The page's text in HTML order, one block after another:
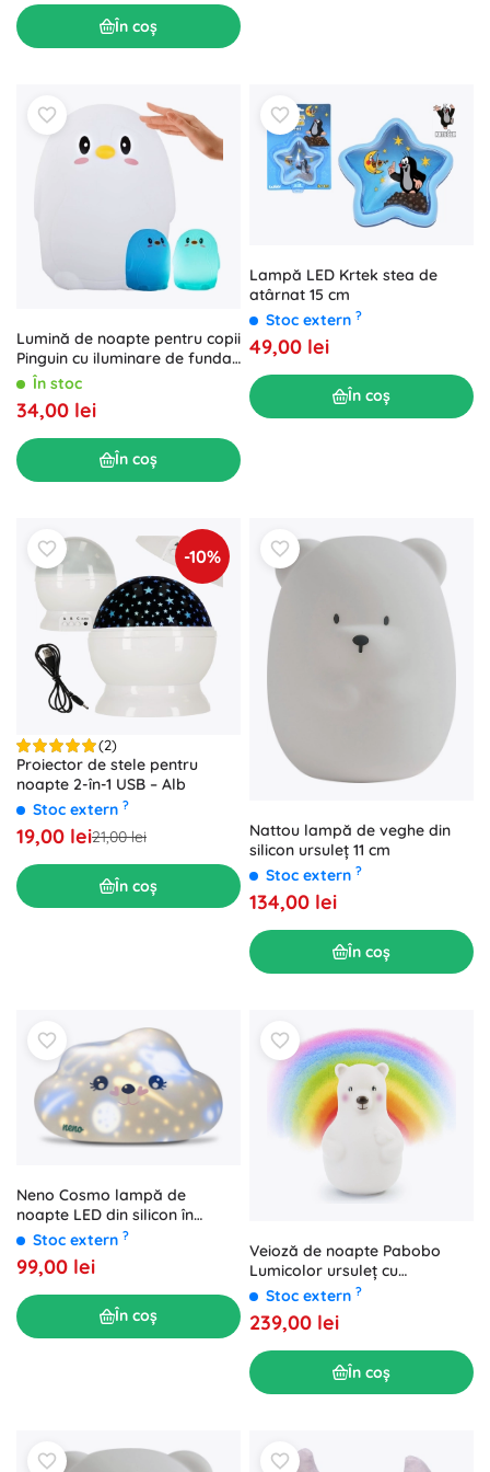
În coș
Lumină de noapte pentru copii
Pinguin cu iluminare de fundal
RGB și control tactil
În stoc
34,00 lei
În coș
Lampă LED Krtek stea de
atârnat 15 cm
Stoc extern ?
49,00 lei
În coș
-10%
(2)
Proiector de stele pentru
noapte 2-în-1 USB – Alb
Stoc extern ?
19,00 lei21,00 lei
În coș
Nattou lampă de veghe din
silicon ursuleț 11 cm
Stoc extern ?
134,00 lei
În coș
Neno Cosmo lampă de
noapte LED din silicon în
formă de nor cu proiecție de
Stoc extern ?
99,00 lei
În coș
Veioză de noapte Pabobo
Lumicolor ursuleț cu
recunoaștere a culorilor
Stoc extern ?
239,00 lei
În coș